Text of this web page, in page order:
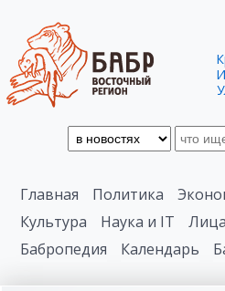
Главная Политика
Культура
Наука и IT Лица
Бабропедия
Календарь